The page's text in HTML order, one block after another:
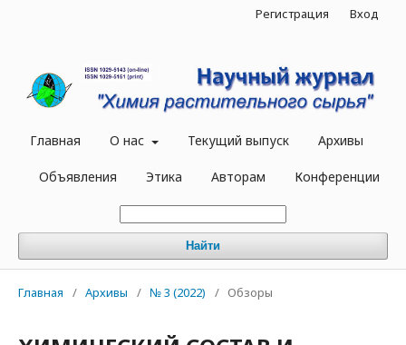
Главная О нас Текущий выпуск Архивы
Объявления Этика Авторам Конференции
Найти
Регистрация Вход
Главная / Архивы / № 3 (2022) / Обзоры